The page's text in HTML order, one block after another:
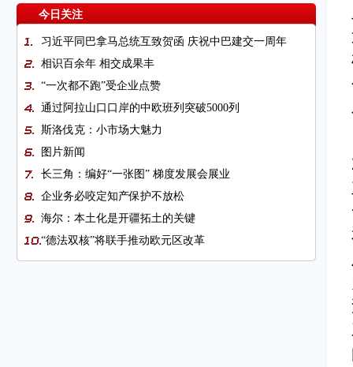
今日关注
习近平同巴拿马总统互致贺函 庆祝中巴建交一周年
相识百余年 相交成果丰
“一次都不跑”受企业点赞
通过阿拉山口口岸的中欧班列突破5000列
斯洛伐克：小市场大魅力
图片新闻
长三角：编好“一张图” 梯度发展会展业
企业务必咬定知产保护不放松
海尔：本土化是开疆拓土的关键
“德法双核”将联手推动欧元区改革
姜增伟会见巴拿马工商部部长